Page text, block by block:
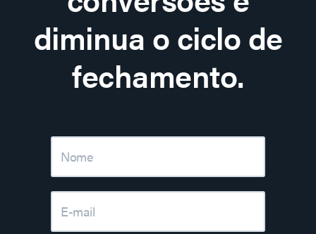
diminua o ciclo de
fechamento.